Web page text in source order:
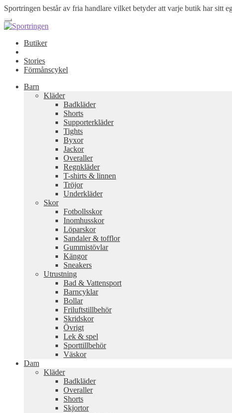
Sportringen består av fria handlare vilket betyder att varje butik har sitt
Butiker
Stories
Förmånscykel
Barn
Kläder
Badkläder
Shorts
Supporterkläder
Tights
Byxor
Jackor
Overaller
Regnkläder
T-shirts & linnen
Tröjor
Underkläder
Skor
Fotbollsskor
Inomhusskor
Löparskor
Sandaler & tofflor
Gummistövlar
Kängor
Sneakers
Utrustning
Bad & Vattensport
Barncyklar
Bollar
Friluftstillbehör
Skridskor
Övrigt
Lek & spel
Sporttillbehör
Väskor
Dam
Kläder
Badkläder
Overaller
Shorts
Skjortor